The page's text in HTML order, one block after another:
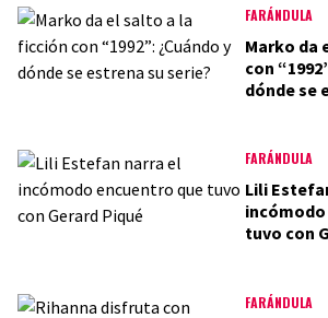
FARÁNDULA
Marko da
con
dónde se
FARÁNDULA
Lili
tuvo con
FARÁNDULA